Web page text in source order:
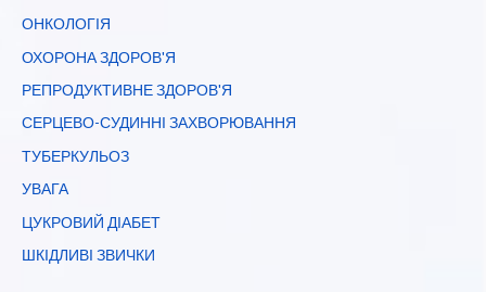
ОНКОЛОГІЯ
ОХОРОНА ЗДОРОВ'Я
РЕПРОДУКТИВНЕ ЗДОРОВ'Я
СЕРЦЕВО-СУДИННІ ЗАХВОРЮВАННЯ
ТУБЕРКУЛЬОЗ
УВАГА
ЦУКРОВИЙ ДІАБЕТ
ШКІДЛИВІ ЗВИЧКИ